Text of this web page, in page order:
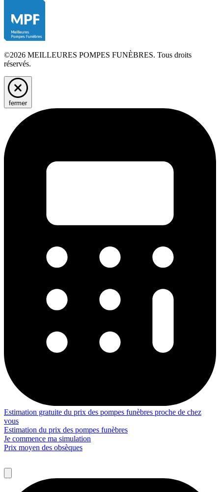
©2026 MEILLEURES POMPES FUNÈBRES. Tous droits
réservés.
fermer
Estimation gratuite du prix des pompes funèbres proche de chez
vous
Estimation du prix des pompes funèbres
Je commence ma simulation
Prix moyen des obsèques